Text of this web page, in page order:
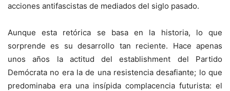
acciones antifascistas de mediados del siglo pasado.
Aunque esta retórica se basa en la historia, lo que
sorprende es su desarrollo tan reciente. Hace apenas
unos años la actitud del establishment del Partido
Demócrata no era la de una resistencia desafiante; lo que
predominaba era una insípida complacencia futurista: el